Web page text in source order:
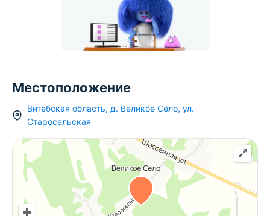
Местоположение
Витебская область, д. Великое Село, ул.
Старосельская